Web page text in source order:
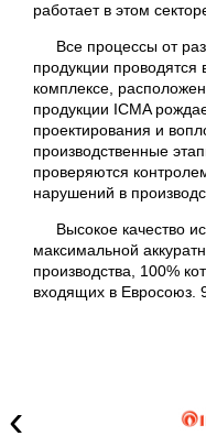
работает в этом
Все процессы от
продукции проводятся
комплексе,
продукции ICMA
проектирования и
производственные
проверяются
нарушений в
Высокое качество
максимальной
производства, 100%
входящих в Евросоюз.
‹